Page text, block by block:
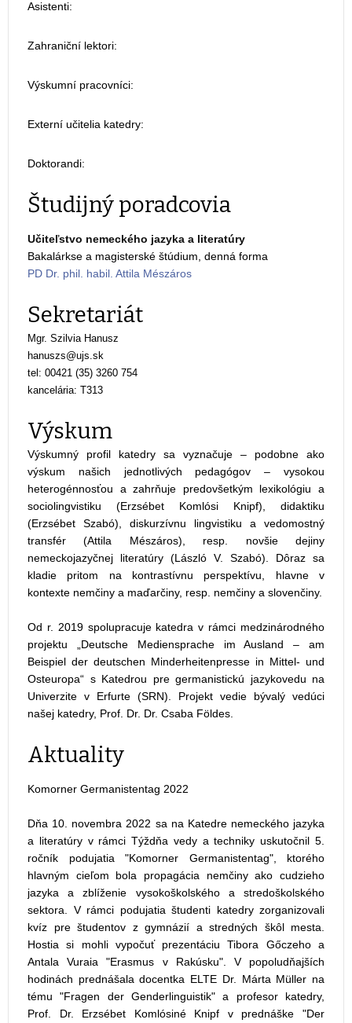
Asistenti:
Zahraniční lektori:
Výskumní pracovníci:
Externí učitelia katedry:
Doktorandi:
Študijný poradcovia
Učiteľstvo nemeckého jazyka a literatúry
Bakalárkse a magisterské štúdium, denná forma
PD Dr. phil. habil. Attila Mészáros
Sekretariát
Mgr. Szilvia Hanusz
tel: 00421 (35) 3260 754
kancelária: T313
Výskum
Výskumný profil katedry sa vyznačuje – podobne ako
výskum našich jednotlivých pedagógov – vysokou
heterogénnosťou a zahrňuje predovšetkým lexikológiu a
sociolingvistiku (Erzsébet Komlósi Knipf), didaktiku
(Erzsébet Szabó), diskurzívnu lingvistiku a vedomostný
transfér (Attila Mészáros), resp. novšie dejiny
nemeckojazyčnej literatúry (László V. Szabó). Dôraz sa
kladie pritom na kontrastívnu perspektívu, hlavne v
kontexte nemčiny a maďarčiny, resp. nemčiny a slovenčiny.
Od r. 2019 spolupracuje katedra v rámci medzinárodného
projektu „Deutsche Mediensprache im Ausland – am
Beispiel der deutschen Minderheitenpresse in Mittel- und
Osteuropa“ s Katedrou pre germanistickú jazykovedu na
Univerzite v Erfurte (SRN). Projekt vedie bývalý vedúci
našej katedry, Prof. Dr. Dr. Csaba Földes.
Aktuality
Komorner Germanistentag 2022
Dňa 10. novembra 2022 sa na Katedre nemeckého jazyka
a literatúry v rámci Týždňa vedy a techniky uskutočnil 5.
ročník podujatia "Komorner Germanistentag", ktorého
hlavným cieľom bola propagácia nemčiny ako cudzieho
jazyka a zblíženie vysokoškolského a stredoškolského
sektora. V rámci podujatia študenti katedry zorganizovali
kvíz pre študentov z gymnázií a stredných škôl mesta.
Hostia si mohli vypočuť prezentáciu Tibora Gőczeho a
Antala Vuraia "Erasmus v Rakúsku". V popoludňajších
hodinách prednášala docentka ELTE Dr. Márta Müller na
tému "Fragen der Genderlinguistik" a profesor katedry,
Prof. Dr. Erzsébet Komlósiné Knipf v prednáške "Der